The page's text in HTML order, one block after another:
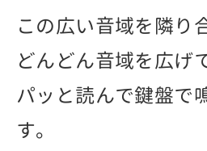
この広い音域を隣り
どんどん音域を広げ
パッと読んで鍵盤で
す。